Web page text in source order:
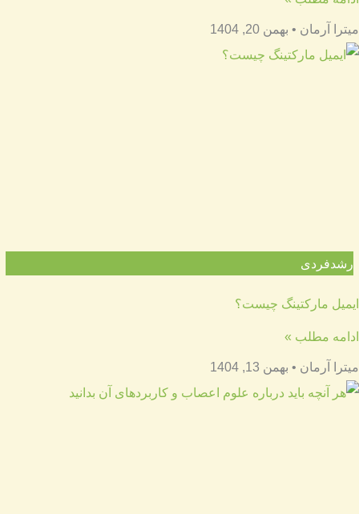
میترا آرمان بهمن 20, 1404
رشدفردی
ایمیل مارکتینگ چیست؟
ادامه مطلب »
میترا آرمان بهمن 13, 1404